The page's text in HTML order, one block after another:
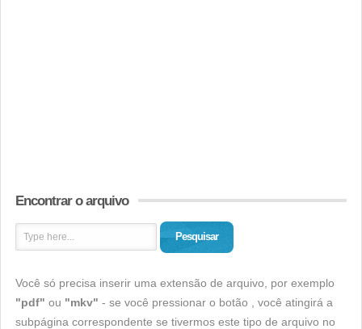
Encontrar o arquivo
Pesquisar
Você só precisa inserir uma extensão de arquivo, por exemplo
"pdf" ou "mkv" - se você pressionar o botão , você atingirá a
subpágina correspondente se tivermos este tipo de arquivo no